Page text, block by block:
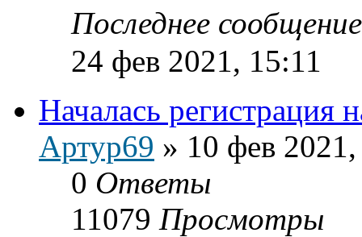
Последнее
24 фев 2021, 15:11
Началась регистрация
Артур69 » 10 фев
0 Ответы
11079 Просмотры